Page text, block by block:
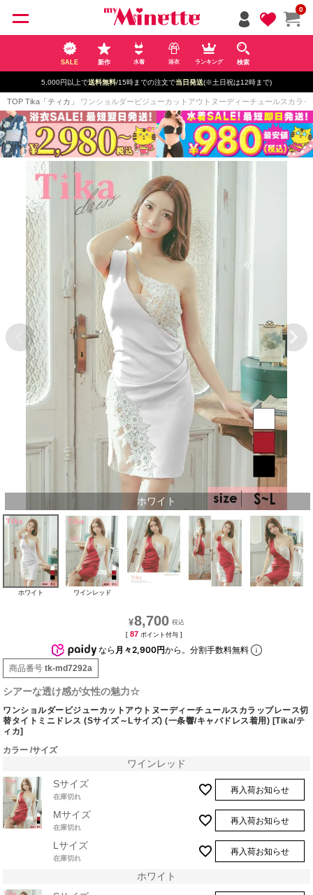
0
SALE 新作 水着 浴衣 ランキング 検索
新規登録で最大2500円OFF!
TOP Tika「ティカ」 ワンショルダービジューカットアウトヌーディーチュールスカラ
ホワイト
ホワイト ワインレッド
¥8,700
[ 87 ポイント付与 ]
なら 月々2,900円から。分割手数料無料
商品番号 tk-md7292a
シアーな透け感が女性の魅力☆
ワンショルダービジューカットアウトヌーディーチュールスカラップレース切
替タイトミニドレス (Sサイズ～Lサイズ) (一条響/キャバドレス着用) [Tika/テ
ィカ]
カラー サイズ
ワインレッド
Sサイズ
在庫切れ
再入荷お知らせ
Mサイズ
在庫切れ
再入荷お知らせ
Lサイズ
在庫切れ
再入荷お知らせ
ホワイト
ペー
ジト
ップ